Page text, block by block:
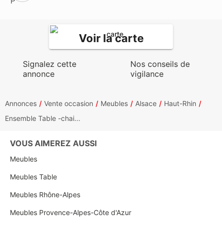
Voir la carte
Signalez cette
annonce
Nos conseils de
vigilance
Annonces Vente occasion Meubles Alsace
Haut-Rhin
Ensemble Table -chai...
VOUS AIMEREZ AUSSI
Meubles
Meubles Table
Meubles Rhône-Alpes
Meubles Provence-Alpes-Côte d'Azur